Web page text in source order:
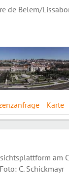
de Belem/
Karte
am
C. Schickmayr